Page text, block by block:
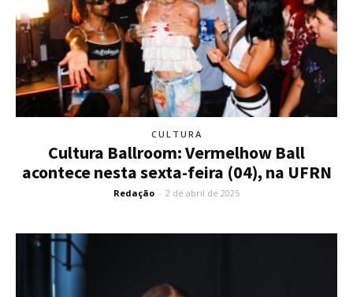
CULTURA
Cultura Ballroom: Vermelhow Ball
acontece nesta sexta-feira (04), na UFRN
Redação - 2 de abril de 2025